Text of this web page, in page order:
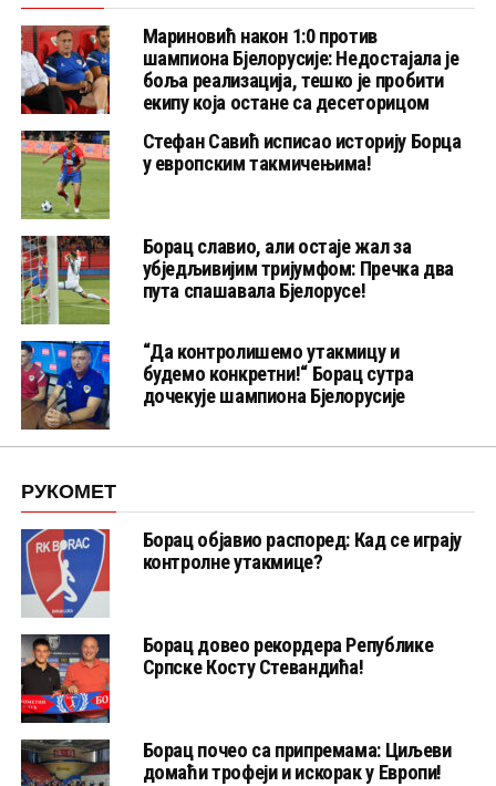
Мариновић након 1:0 против
шампиона Бјелорусије: Недостајала је
боља реализација, тешко је пробити
екипу која остане са десеторицом
Стефан Савић исписао историју Борца
у европским такмичењима!
Борац славио, али остаје жал за
убједљивијим тријумфом: Пречка два
пута спашавала Бјелорусе!
“Да контролишемо утакмицу и
будемо конкретни!“ Борац сутра
дочекује шампиона Бјелорусије
РУКОМЕТ
Борац објавио распоред: Кад се играју
контролне утакмице?
Борац довео рекордера Републике
Српске Косту Стевандића!
Борац почео са припремама: Циљеви
домаћи трофеји и искорак у Европи!